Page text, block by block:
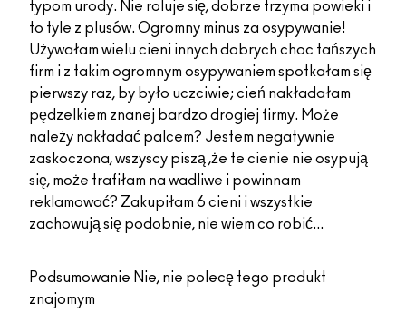
typom urody. Nie roluje się, dobrze trzyma powieki i
to tyle z plusów. Ogromny minus za osypywanie!
Używałam wielu cieni innych dobrych choc tańszych
firm i z takim ogromnym osypywaniem spotkałam się
pierwszy raz, by było uczciwie; cień nakładałam
pędzelkiem znanej bardzo drogiej firmy. Może
należy nakładać palcem? Jestem negatywnie
zaskoczona, wszyscy piszą ,że te cienie nie osypują
się, może trafiłam na wadliwe i powinnam
reklamować? Zakupiłam 6 cieni i wszystkie
zachowują się podobnie, nie wiem co robić...
Podsumowanie Nie, nie polecę tego produkt
znajomym